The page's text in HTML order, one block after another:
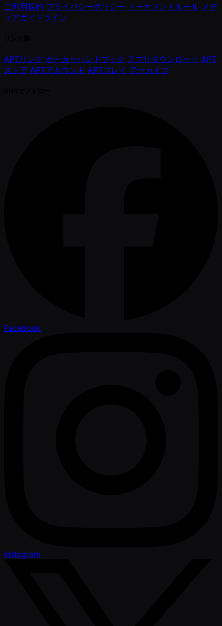
ご利用規約 プライバシーポリシー トーナメントルール メデ
ィアガイドライン
APTリンク ポーカーハンドブック アプリダウンロード APT
ストア APTアカウント APTプレイ アーカイブ
Facebook
Instagram